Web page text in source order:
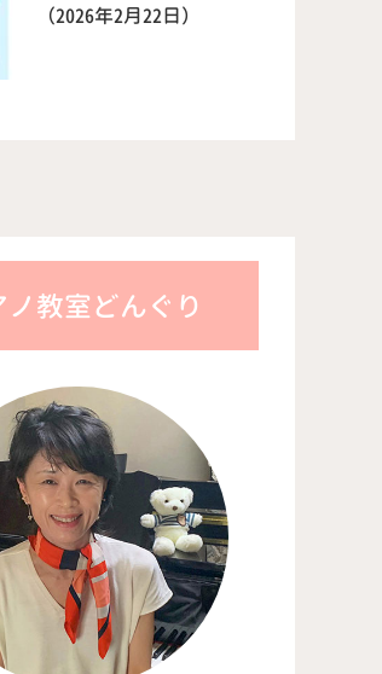
（2026年2月22日）
ノ教室どんぐり